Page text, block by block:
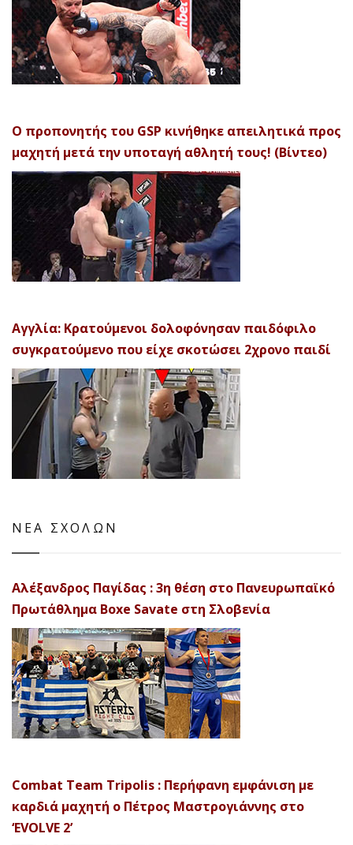
Ο προπονητής του GSP κινήθηκε απειλητικά προς
μαχητή μετά την υποταγή αθλητή τους! (Βίντεο)
Αγγλία: Κρατούμενοι δολοφόνησαν παιδόφιλο
συγκρατούμενο που είχε σκοτώσει 2χρονο παιδί
ΝΕΑ ΣΧΟΛΩΝ
Αλέξανδρος Παγίδας : 3η θέση στο Πανευρωπαϊκό
Πρωτάθλημα Boxe Savate στη Σλοβενία
Combat Team Tripolis : Περήφανη εμφάνιση με
καρδιά μαχητή ο Πέτρος Μαστρογιάννης στο
‘EVOLVE 2’